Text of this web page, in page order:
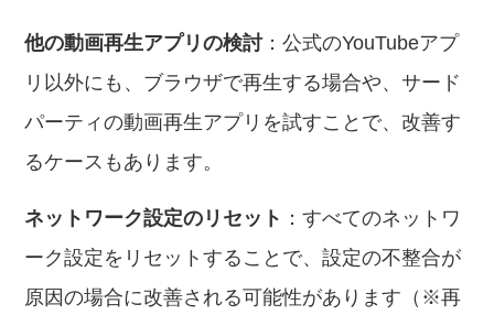
他の動画再生アプリの検討：公式のYouTubeアプ
リ以外にも、ブラウザで再生する場合や、サード
パーティの動画再生アプリを試すことで、改善す
るケースもあります。
ネットワーク設定のリセット ：すべてのネットワ
ーク設定をリセットすることで、設定の不整合が
原因の場合に改善される可能性があります（※再